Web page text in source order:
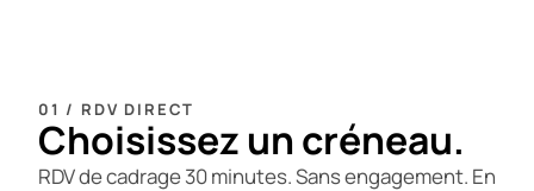
01 / RDV DIRECT
Choisissez un créneau.
RDV de cadrage 30 minutes. Sans engagement. En